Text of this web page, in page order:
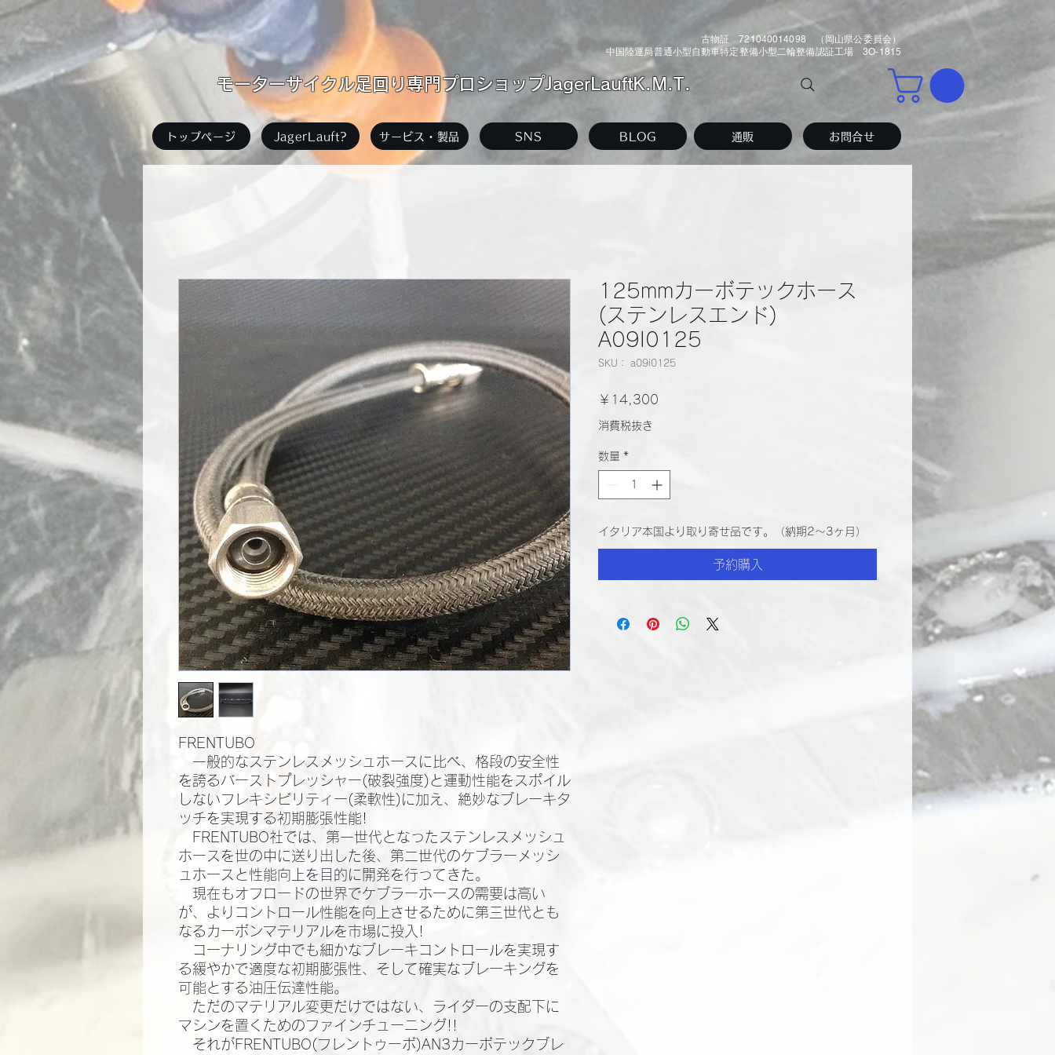
古物証 721040014098 （岡山県公委員会）
中国陸運局普通小型自動車特定整備小型二輪整備認証工場 3O-1815
​モーターサイクル足回り専門プロショップJagerLauftK.M.T.
トップページ JagerLauft? サービス・製品 SNS BLOG 通販 お問合せ
FRENTUBO
一般的なステンレスメッシュホースに比べ、格段の安全性
を誇るバーストプレッシャー(破裂強度)と運動性能をスポイル
しないフレキシビリティー(柔軟性)に加え、絶妙なブレーキタ
ッチを実現する初期膨張性能!​
FRENTUBO社では、第一世代となったステンレスメッシュ
ホースを世の中に送り出した後、第二世代のケブラーメッシ
ュホースと性能向上を目的に開発を行ってきた。​
現在もオフロードの世界でケブラーホースの需要は高い
が、よりコントロール性能を向上させるために第三世代とも
なるカーボンマテリアルを市場に投入!​
コーナリング中でも細かなブレーキコントロールを実現す
る緩やかで適度な初期膨張性、そして確実なブレーキングを
可能とする油圧伝達性能。​
ただのマテリアル変更だけではない、ライダーの支配下に
マシンを置くためのファインチューニング!!​
それがFRENTUBO(フレントゥーボ)AN3カーボテックブレ
125mmカーボテックホース
(ステンレスエンド)
A09I0125
SKU： a09i0125
￥14,300
消費税抜き
数量 *
イタリア本国より取り寄せ品です。（納期2～3ヶ月）
予約購入